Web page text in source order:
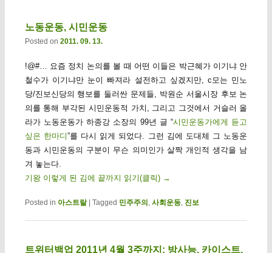
노동운동, 시민운동
Posted on 2011. 09. 13.
!@#… 요즘 정치 논의를 볼 때 어떤 이들은 박근혜가 이기냐 안
철수가 이기냐만 눈이 빠져라 설전하고 싶겠지만, c모는 민노
당/진보신당의 행보를 둘러싼 문제들, 박원순 서울시장 후보 논
의를 통해 부각된 시민운동적 가치, 그리고 그것에서 거슬러 올
라가 노동운동가 하종강 소장의 99년 글 “시민운동가에게 듣고
싶은 한마디”를 다시 읽게 되었다. 그런 김에 도대체 그 노동운
동과 시민운동의 구분이 무슨 의미인가 살짝 개인적 생각을 남
겨 놓는다.
기왕 이렇게 된 김에 끝까지 읽기(클릭) →
Posted in 아스트랄 | Tagged 민주주의 사회운동, 진보
트위터백업 2011년 4월 3주까지: 방사능, 카이스트,